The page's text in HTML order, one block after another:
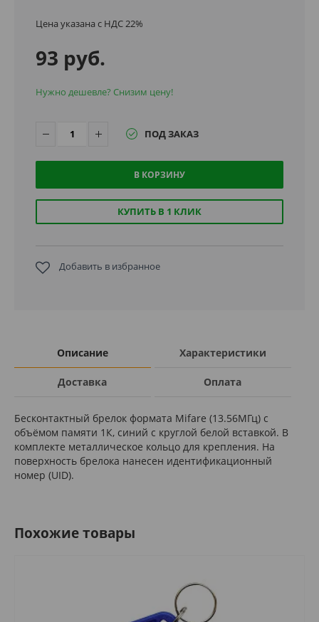
Цена указана с НДС 22%
93 руб.
Нужно дешевле? Снизим цену!
ПОД ЗАКАЗ
В КОРЗИНУ
КУПИТЬ В 1 КЛИК
Добавить в избранное
Описание Характеристики
Доставка Оплата
Бесконтактный брелок формата Mifare (13.56МГц) с
объёмом памяти 1К, синий с круглой белой вставкой. В
комплекте металлическое кольцо для крепления. На
поверхность брелока нанесен идентификационный
номер (UID).
Похожие товары